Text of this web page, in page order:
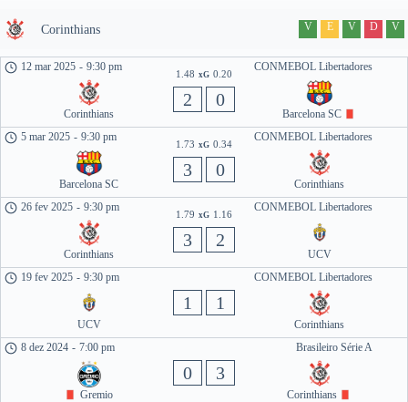
Corinthians V E V D V
CONMEBOL Libertadores
12 mar 2025 - 9:30 pm
Corinthians
1.48 xG 0.20
2 0
Barcelona SC
CONMEBOL Libertadores
5 mar 2025 - 9:30 pm
Barcelona SC
1.73 xG 0.34
3 0
Corinthians
CONMEBOL Libertadores
26 fev 2025 - 9:30 pm
Corinthians
1.79 xG 1.16
3 2
UCV
CONMEBOL Libertadores
19 fev 2025 - 9:30 pm
UCV
1 1
Corinthians
Brasileiro Série A
8 dez 2024 - 7:00 pm
Gremio
0 3
Corinthians